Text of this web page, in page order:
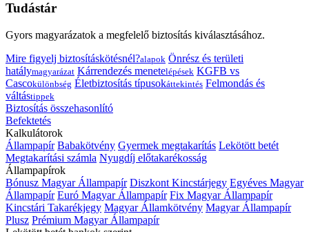
Tudástár
Gyors magyarázatok a megfelelő biztosítás kiválasztásához.
Mire figyelj biztosításkötésnél?alapok Önrész és területi
hatálymagyarázat Kárrendezés menetelépések KGFB vs
Cascokülönbség Életbiztosítás típusokáttekintés Felmondás és
váltástippek
Biztosítás összehasonlító
Befektetés
Kalkulátorok
Állampapír Babakötvény Gyermek megtakarítás Lekötött betét
Megtakarítási számla Nyugdíj előtakarékosság
Állampapírok
Bónusz Magyar Állampapír Diszkont Kincstárjegy Egyéves Magyar
Állampapír Euró Magyar Állampapír Fix Magyar Állampapír
Kincstári Takarékjegy Magyar Államkötvény Magyar Állampapír
Plusz Prémium Magyar Állampapír